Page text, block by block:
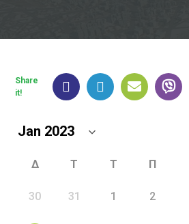
Δ Τ Τ Π
30 31 1 2
Share
it!